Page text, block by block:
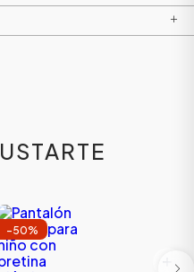
+
-50%